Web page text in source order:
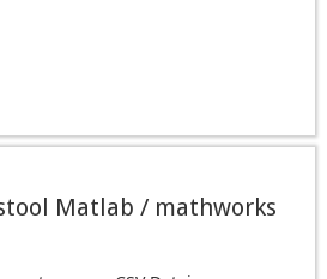
Matlab / mathworks